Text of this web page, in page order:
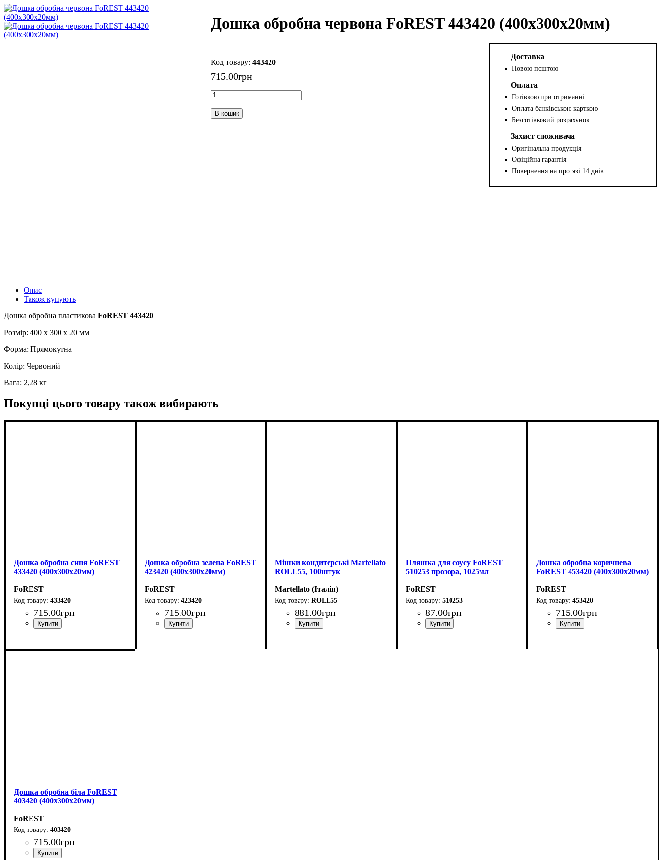
Дошка обробна червона FoREST 443420 (400x300x20мм)
443420
715.00грн
В кошик
Доставка
Новою поштою
Оплата
Готівкою при отриманні
Оплата банківською карткою
Безготівковий розрахунок
Захист споживача
Оригінальна продукція
Офіційна гарантія
Повернення на протязі 14 днів
Опис
Також купують
Дошка обробна пластикова FoREST 443420
Розмір: 400 x 300 x 20 мм
Форма: Прямокутна
Колір: Червоний
Вага: 2,28 кг
Покупці цього товару також вибирають
Дошка обробна синя FoREST
433420 (400x300x20мм)
FoREST
433420
715.00грн
Дошка обробна зелена FoREST
423420 (400x300x20мм)
FoREST
423420
715.00грн
Мішки кондитерські Martellato
ROLL55, 100штук
Martellato (Італія)
ROLL55
881.00грн
Пляшка для соусу FoREST
510253 прозора, 1025мл
FoREST
510253
87.00грн
Дошка обробна коричнева
FoREST 453420 (400x300x20мм)
FoREST
453420
715.00грн
Дошка обробна біла FoREST
403420 (400x300x20мм)
FoREST
403420
715.00грн